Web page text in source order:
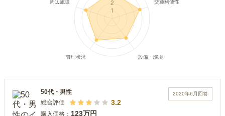
2020年6月 回答
50代 ・ 男性
総合評価
3.2
購入価格： 123万円